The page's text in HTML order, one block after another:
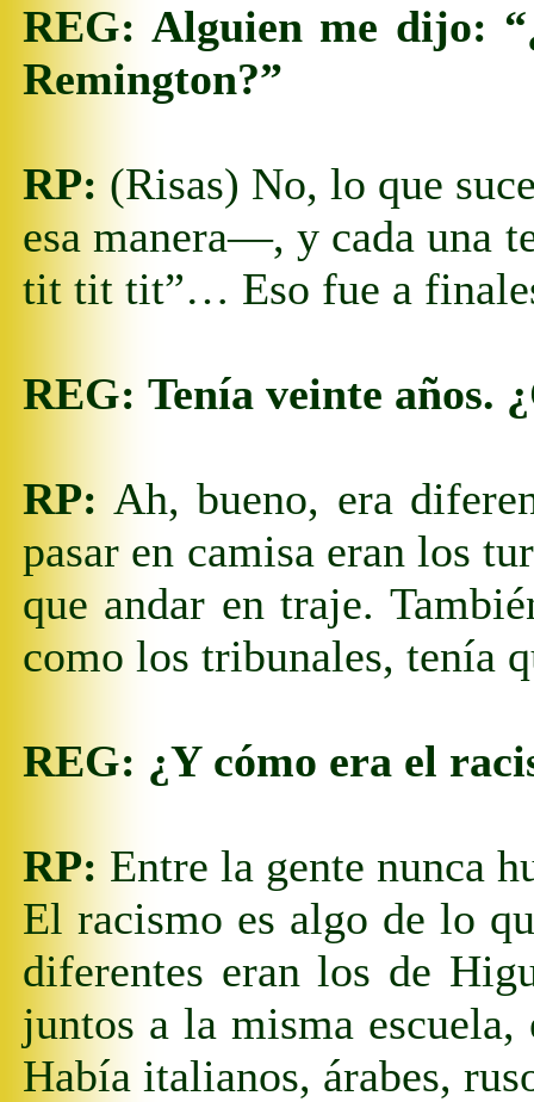
REG: Alguien me dijo:
Remington?”
RP: (Risas) No, lo que
esa manera—, y cada una
tit tit tit”… Eso fue a
REG: Tenía veinte años.
RP: Ah, bueno, era
pasar en camisa eran los
que andar en traje.
como los tribunales, tenía
REG: ¿Y cómo era el
RP: Entre la gente nunca
El racismo es algo de lo
diferentes eran los de
juntos a la misma
Había italianos, árabes,